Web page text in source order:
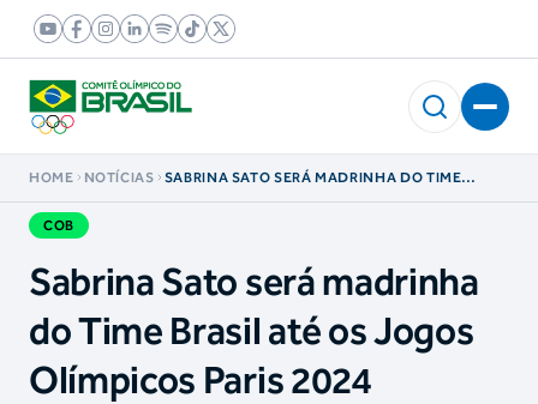
HOME NOTÍCIAS
SABRINA SATO SERÁ MADRINHA DO TIME
COB
Sabrina Sato será madrinha
do Time Brasil até os Jogos
Olímpicos Paris 2024